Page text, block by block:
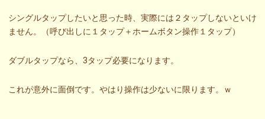
シングルタップしたいと思った時、実際には２タップしないといけ
ません。（呼び出しに１タップ＋ホームボタン操作１タップ）
ダブルタップなら、3タップ必要になります。
これが意外に面倒です。やはり操作は少ないに限ります。ｗ